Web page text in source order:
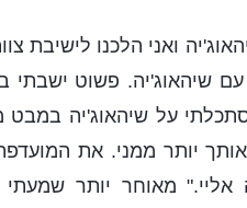
ואני הלכנו לישיבת
עם שיהאוג'יה. פשוט
על שיהאוג'יה במבט
יותר ממני. את
אליי." מאוחר יותר